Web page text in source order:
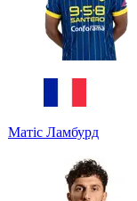
Матіс Ламбурд